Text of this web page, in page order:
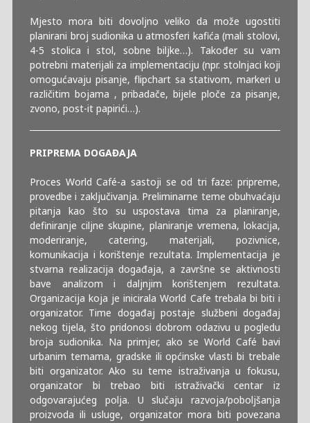
Mjesto mora biti dovoljno veliko da može ugostiti
planirani broj sudionika u atmosferi kafića (mali stolovi,
4-5 stolica i stol, sobne biljke…). Također su vam
potrebni materijali za implementaciju (npr. stolnjaci koji
omogućavaju pisanje, flipchart sa stativom, markeri u
različitim bojama , pribadače, bijele ploče za pisanje,
zvono, post-it papirići…).
PRIPREMA DOGAĐAJA
Proces World Café-a sastoji se od tri faze: pripreme,
provedbe i zaključivanja. Preliminarne teme obuhvaćaju
pitanja kao što su uspostava tima za planiranje,
definiranje ciljne skupine, planiranje vremena, lokacija,
moderiranje, catering, materijali, pozivnice,
komunikacija i korištenje rezultata. Implementacija je
stvarna realizacija događaja, a završne se aktivnosti
bave analizom i daljnjim korištenjem rezultata.
Organizacija koja je inicirala World Cafe trebala bi biti i
organizator. Time događaj postaje službeni događaj
nekog tijela, što pridonosi dobrom odazivu u pogledu
broja sudionika. Na primjer, ako se World Café bavi
urbanim temama, gradske ili općinske vlasti bi trebale
biti organizator. Ako su teme istraživanja u fokusu,
organizator bi trebao biti istraživački centar iz
odgovarajućeg polja. U slučaju razvoja/poboljšanja
proizvoda ili usluge, organizator mora biti povezana